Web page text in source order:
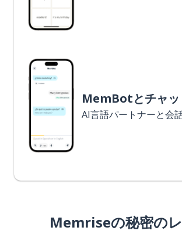
MemBotとチャッ
AI言語パートナーと会
Memriseの秘密の